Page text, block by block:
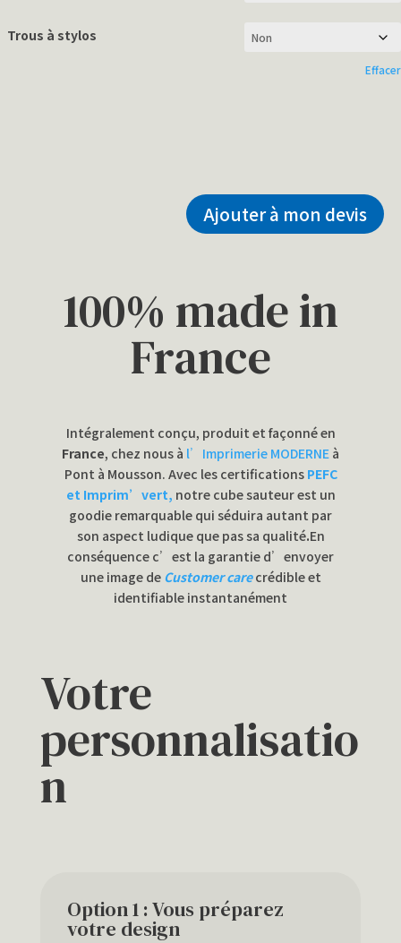
Trous à stylos
Effacer
Ajouter à mon devis
100% made in
France
Intégralement conçu, produit et façonné en
France, chez nous à l’Imprimerie MODERNE à
Pont à Mousson. Avec les certifications PEFC
et Imprim’vert, notre cube sauteur est un
goodie remarquable qui séduira autant par
son aspect ludique que pas sa qualité.En
conséquence c’est la garantie d’envoyer
une image de Customer carecrédible et
identifiable instantanément
Votre
personnalisatio
n
Option 1 : Vous préparez
votre design